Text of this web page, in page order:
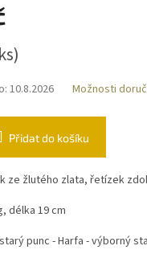
)
10.8.2026 Možnosti
Přidat do košíku
ze žlutého zlata, řetízek
délka 19 cm
punc - Harfa - výborný